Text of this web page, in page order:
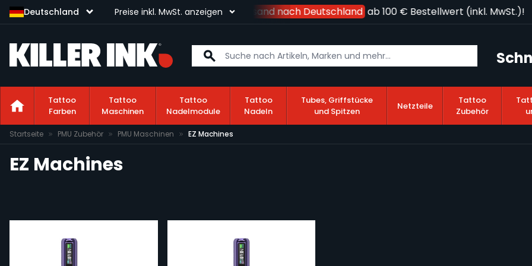
Deutschland Preise inkl. MwSt. anzeigen
Sichere dir kostenlosen Versand nach Deutschlandab 100 € Bestellwert (inkl. MwSt.)!
Tattoo
Farben
Tattoo
Maschinen
Tattoo
Nadelmodule
Tattoo
Nadeln
Tubes, Griffstücke
und Spitzen
Netzteile
Tattoo
Zubehör
Zum Inhalt springen
Startseite PMU Zubehör PMU Maschinen EZ Machines
EZ Machines